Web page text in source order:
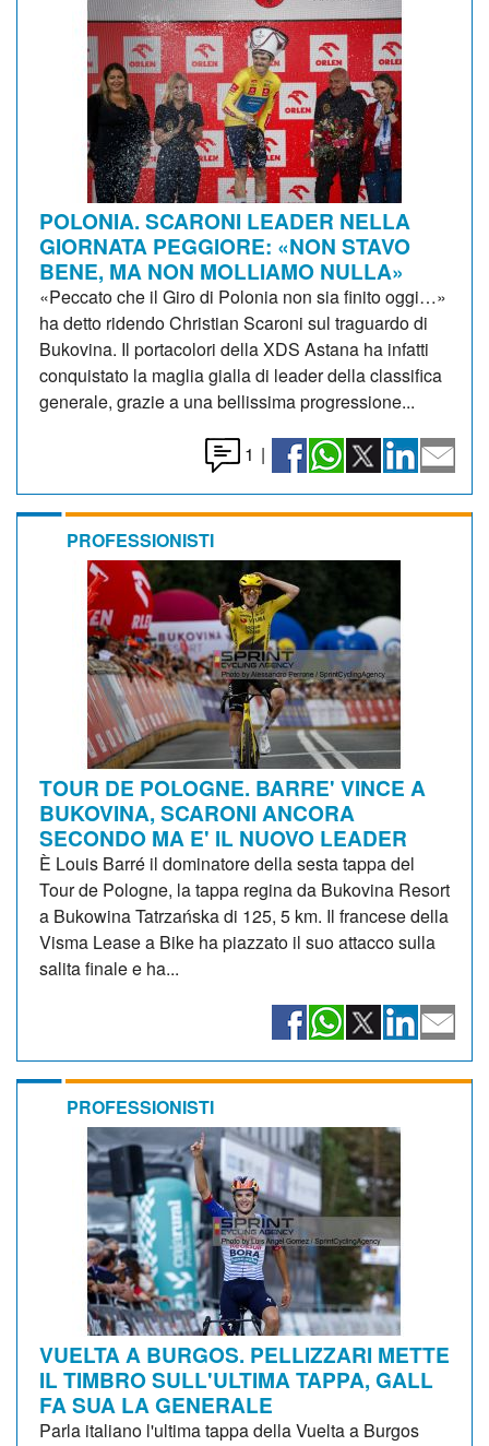
POLONIA. SCARONI LEADER NELLA
GIORNATA PEGGIORE: «NON STAVO
BENE, MA NON MOLLIAMO NULLA»
«Peccato che il Giro di Polonia non sia finito oggi…»
ha detto ridendo Christian Scaroni sul traguardo di
Bukovina. Il portacolori della XDS Astana ha infatti
conquistato la maglia gialla di leader della classifica
generale, grazie a una bellissima progressione...
1 |
PROFESSIONISTI
TOUR DE POLOGNE. BARRE' VINCE A
BUKOVINA, SCARONI ANCORA
SECONDO MA E' IL NUOVO LEADER
È Louis Barré il dominatore della sesta tappa del
Tour de Pologne, la tappa regina da Bukovina Resort
a Bukowina Tatrzańska di 125, 5 km. Il francese della
Visma Lease a Bike ha piazzato il suo attacco sulla
salita finale e ha...
PROFESSIONISTI
VUELTA A BURGOS. PELLIZZARI METTE
IL TIMBRO SULL'ULTIMA TAPPA, GALL
FA SUA LA GENERALE
Parla italiano l'ultima tappa della Vuelta a Burgos